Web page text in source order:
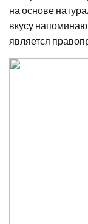
на основе
вкусу
является